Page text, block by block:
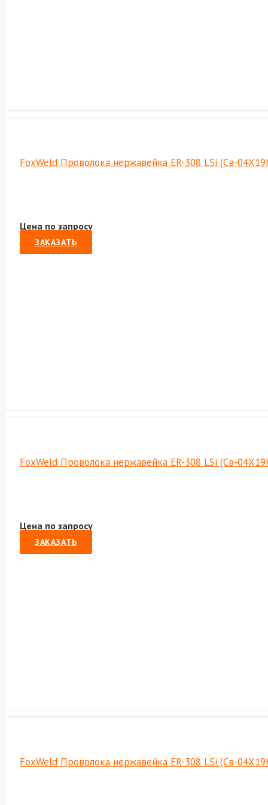
FoxWeld Проволока нержавейка ER-308 LSi (Св-
Цена по запросу
ЗАКАЗАТЬ
FoxWeld Проволока нержавейка ER-308 LSi (Св-
Цена по запросу
ЗАКАЗАТЬ
FoxWeld Проволока нержавейка ER-308 LSi (Св-